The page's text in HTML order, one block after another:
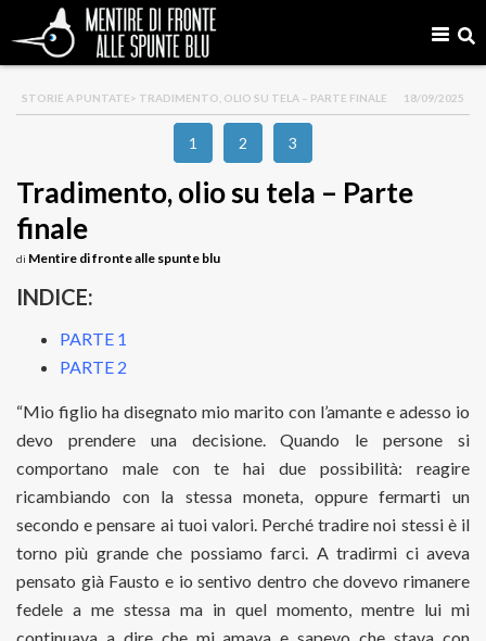
STORIE A PUNTATE> TRADIMENTO, OLIO SU TELA – PARTE FINALE 18/09/2025
1 2 3
Tradimento, olio su tela – Parte
finale
di Mentire di fronte alle spunte blu
INDICE:
PARTE 1
PARTE 2
“Mio figlio ha disegnato mio marito con l’amante e adesso io
devo prendere una decisione. Quando le persone si
comportano male con te hai due possibilità: reagire
ricambiando con la stessa moneta, oppure fermarti un
secondo e pensare ai tuoi valori. Perché tradire noi stessi è il
torno più grande che possiamo farci. A tradirmi ci aveva
pensato già Fausto e io sentivo dentro che dovevo rimanere
fedele a me stessa ma in quel momento, mentre lui mi